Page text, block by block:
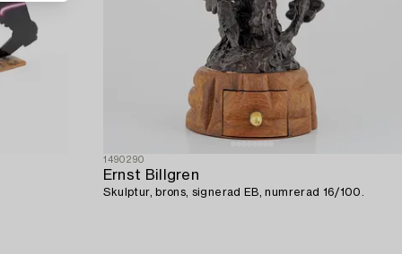
1490290
Ernst Billgren
Skulptur, brons, signerad EB, numrerad 16/100.